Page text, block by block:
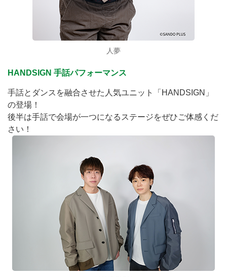
人夢
HANDSIGN 手話パフォーマンス
手話とダンスを融合させた人気ユニット「HANDSIGN」
の登場！
後半は手話で会場が一つになるステージをぜひご体感くだ
さい！